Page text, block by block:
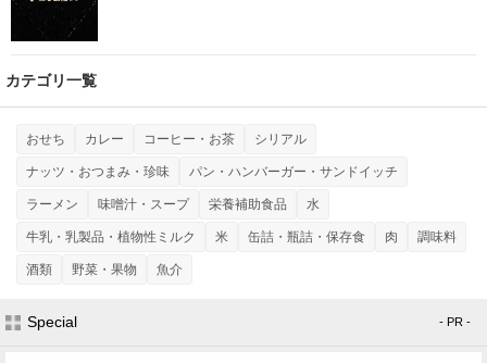
カテゴリ一覧
おせち カレー コーヒー・お茶 シリアル
ナッツ・おつまみ・珍味 パン・ハンバーガー・サンドイッチ
ラーメン 味噌汁・スープ 栄養補助食品 水
牛乳・乳製品・植物性ミルク 米 缶詰・瓶詰・保存食 肉 調味料
酒類 野菜・果物 魚介
Special - PR -